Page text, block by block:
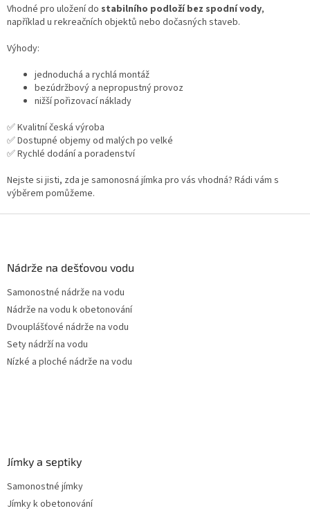
v
k
i
Vhodné pro uložení do stabilního podloží bez spodní vody,
například u rekreačních objektů nebo dočasných staveb.
Výhody:
jednoduchá a rychlá montáž
bezúdržbový a nepropustný provoz
nižší pořizovací náklady
✅ Kvalitní česká výroba
✅ Dostupné objemy od malých po velké
✅ Rychlé dodání a poradenství
Nejste si jisti, zda je samonosná jímka pro vás vhodná? Rádi vám s
výběrem pomůžeme.
Nádrže na dešťovou vodu
Samonostné nádrže na vodu
Nádrže na vodu k obetonování
Dvouplášťové nádrže na vodu
Sety nádrží na vodu
Nízké a ploché nádrže na vodu
Jímky a septiky
Samonostné jímky
Jímky k obetonování